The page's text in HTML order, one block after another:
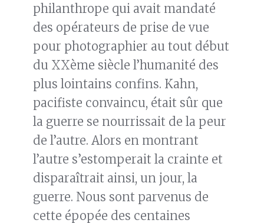
philanthrope qui avait mandaté
des opérateurs de prise de vue
pour photographier au tout début
du XXème siècle l’humanité des
plus lointains confins. Kahn,
pacifiste convaincu, était sûr que
la guerre se nourrissait de la peur
de l’autre. Alors en montrant
l’autre s’estomperait la crainte et
disparaîtrait ainsi, un jour, la
guerre. Nous sont parvenus de
cette épopée des centaines